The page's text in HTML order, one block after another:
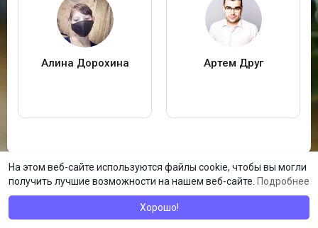
На этом веб-сайте используются файлы cookie, чтобы вы могли
получить лучшие возможности на нашем веб-сайте. Подробнее
Хорошо!
Алина Дорохина Артем Друг